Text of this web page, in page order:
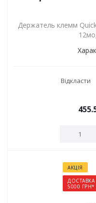
Держатель клемм
Відкласти
АКЦІЯ
ДОСТАВКА
5000 ГРН*